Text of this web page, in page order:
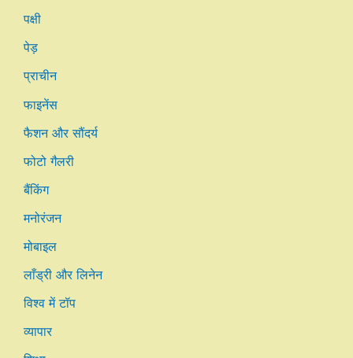
पक्षी
पेड़
प्राचीन
फाइनेंस
फैशन और सौंदर्य
फोटो गैलरी
बैंकिंग
मनोरंजन
मोबाइल
लाँड्री और लिनेन
विश्व में टॉप
व्यापार